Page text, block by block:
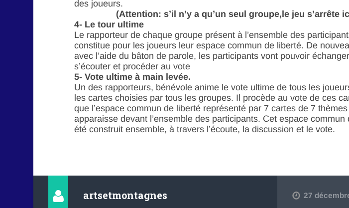
des joueurs.
(Attention: s’il n’y a qu’un seul groupe, le jeu s’arrête
4- Le tour ultime
Le rapporteur de chaque groupe présent à l’ensemble des
constitue pour les joueurs leur espace commun de liberté. De
avec l’aide du bâton de parole, les participants vont pouvoir
s’écouter et procéder au vote
5- Vote ultime à main levée.
Un des rapporteurs, bénévole anime le vote ultime de tous les
les cartes choisies par tous les groupes. Il procède au vote de ces
que l’espace commun de liberté représenté par 7 cartes de 7
apparaisse devant l’ensemble des participants. Cet espace commun
été construit ensemble, à travers l’écoute, la discussion et le vote.
artsetmontagnes
27